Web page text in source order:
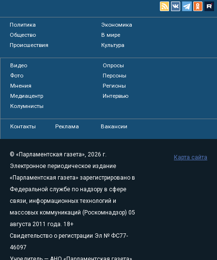
Политика
Экономика
Общество
В мире
Происшествия
Культура
Видео
Опросы
Фото
Персоны
Мнения
Регионы
Медиацентр
Интервью
Колумнисты
Контакты Реклама Вакансии
© «Парламентская газета», 2026 г.
Электронное периодическое издание
«Парламентская газета» зарегистрировано в
Федеральной службе по надзору в сфере
связи, информационных технологий и
массовых коммуникаций (Роскомнадзор) 05
августа 2011 года. 18+
Свидетельство о регистрации Эл № ФС77-
46097
Карта сайта